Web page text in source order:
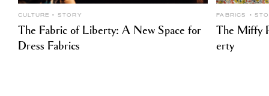
CULTURE STORY
The Fabric of Liberty: A New Space for
Dress Fabrics
FABRICS
The Miffy
erty